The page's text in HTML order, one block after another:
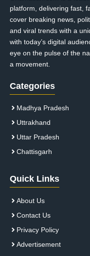
platform, delivering fast,
cover breaking news,
and viral trends with a
with today’s digital
eye on the pulse of the
a movement.
Categories
Madhya Pradesh
Uttrakhand
Uttar Pradesh
Chattisgarh
Quick Links
About Us
Contact Us
Privacy Policy
Advertisement